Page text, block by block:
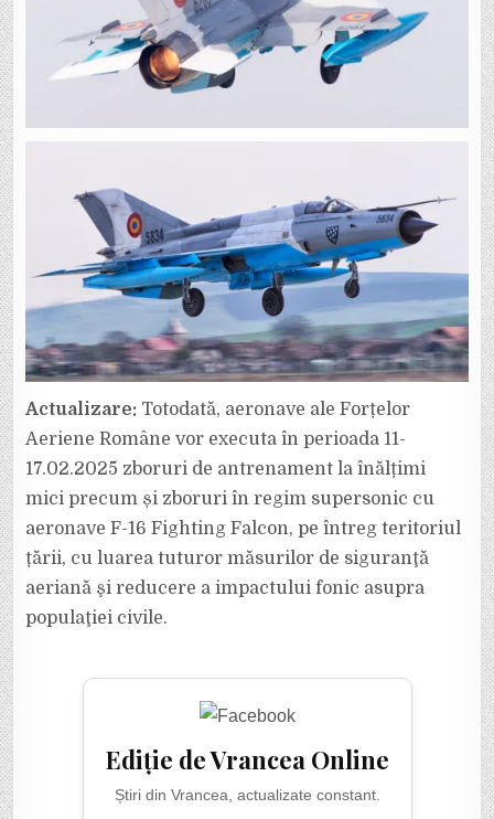
Actualizare: Totodată, aeronave ale Forțelor
Aeriene Române vor executa în perioada 11-
17.02.2025 zboruri de antrenament la înălțimi
mici precum și zboruri în regim supersonic cu
aeronave F-16 Fighting Falcon, pe întreg teritoriul
țării, cu luarea tuturor măsurilor de siguranţă
aeriană şi reducere a impactului fonic asupra
populaţiei civile.
Ediție de Vrancea Online
Știri din Vrancea, actualizate constant.